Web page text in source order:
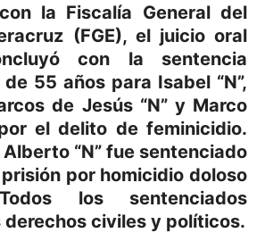
la Fiscalía General del
(FGE), el juicio oral
con la sentencia
55 años para Isabel “N”,
de Jesús “N” y Marco
por el delito de feminicidio.
“N” fue sentenciado
por homicidio doloso
los sentenciados
derechos civiles y políticos.